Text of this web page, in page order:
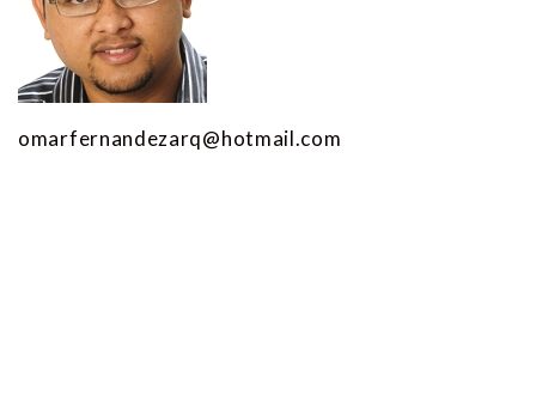
omarfernandezarq@hotmail.com